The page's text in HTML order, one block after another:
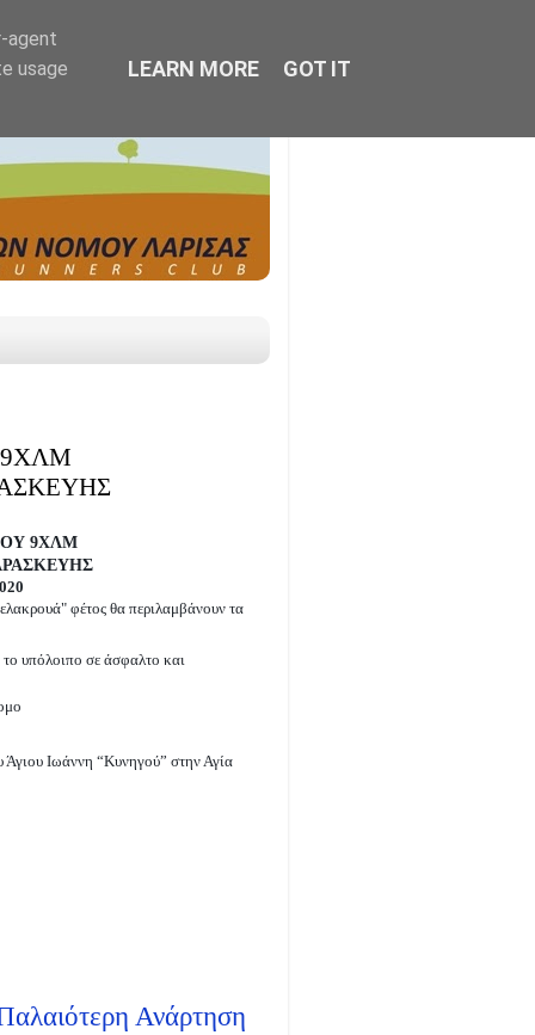
9ΧΛΜ
9ΧΛΜ
φέτος θα περιλαμβάνουν τα
υπόλοιπο σε άσφαλτο και
Ιωάννη “Κυνηγού” στην Αγία
Ανάρτηση
agent
usage
LEARN MORE GOT IT